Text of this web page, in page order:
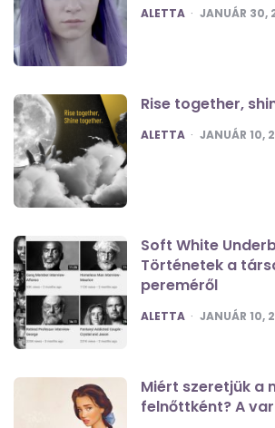
POSTED
ALETTA JANUÁR 30,
Rise together,
POSTED
ALETTA JANUÁR 10,
Soft White
Történetek a
pereméről
POSTED
ALETTA JANUÁR 10,
Miért szeretjük a
felnőttként? A